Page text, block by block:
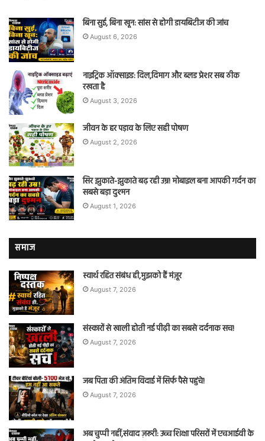
बिना सुई, बिना खून: सांस से होगी डायबिटीज की जांच
August 6, 2026
नाइट्रिक ऑक्साइड: दिल,दिमाग और ब्लड प्रेशर सब ठीक
रखता है
August 3, 2026
जीवन के हर पड़ाव के लिए सही पोषण
August 2, 2026
सिर झुकाते-झुकाते बढ़ रही उम्र! मोबाइल बना आपकी गर्दन का
सबसे बड़ा दुश्मन
August 1, 2026
समाज
स्वार्थ रहित संबंध ही,मुझको हैं मंज़ूर
August 7, 2026
संस्कारों से खाली होती नई पीढ़ी का सबसे दर्दनाक सच!
August 7, 2026
जब पिता की अंतिम विदाई में सिर्फ पैसे पहुंचे!
August 7, 2026
अब चुप्पी नहीं,संवाद ज़रूरी: उच्च शिक्षा परिसरों में एचआईवी के